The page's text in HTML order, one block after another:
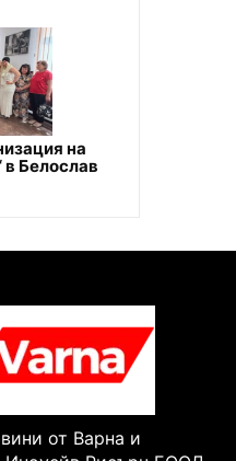
на
в Белослав
от Варна и